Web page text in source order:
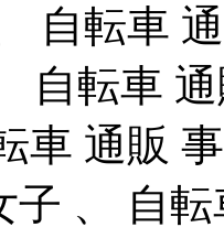
自転車
自転車
車 通販
子 、 自